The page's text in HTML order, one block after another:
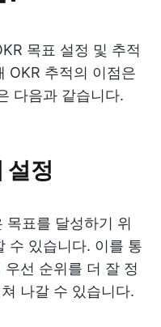
목표 설정 및 추적
OKR 추적의 이점은
다음과 같습니다.
설정
목표를 달성하기 위
수 있습니다. 이를 통
선 순위를 더 잘 정
나갈 수 있습니다.